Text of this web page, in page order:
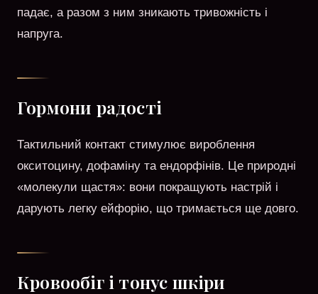
падає, а разом з ним зникають тривожність і
напруга.
Гормони радості
Тактильний контакт стимулює вироблення
окситоцину, дофаміну та ендорфінів. Це природні
«молекули щастя»: вони покращують настрій і
дарують легку ейфорію, що тримається ще довго.
Кровообіг і тонус шкіри